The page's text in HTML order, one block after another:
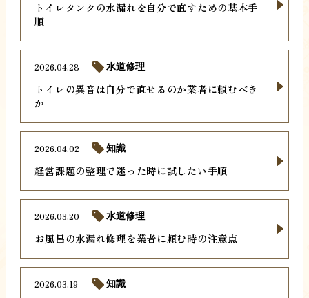
トイレタンクの水漏れを自分で直すための基本手
順
トイレの異音は自分で直せるのか業者に頼むべき
か
2026.04.28 水道修理
経営課題の整理で迷った時に試したい手順
2026.04.02 知識
お風呂の水漏れ修理を業者に頼む時の注意点
2026.03.20 水道修理
2026.03.19 知識